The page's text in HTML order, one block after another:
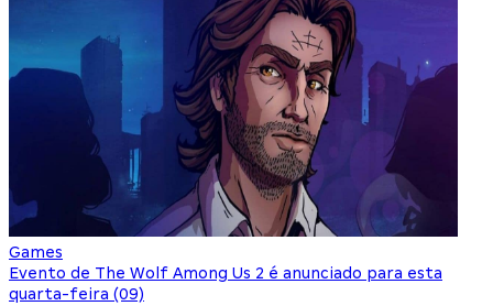
Games
Evento de The Wolf Among Us 2 é anunciado para esta
quarta-feira (09)